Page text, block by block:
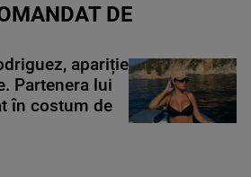
DE
apariție
Partenera lui
în costum de